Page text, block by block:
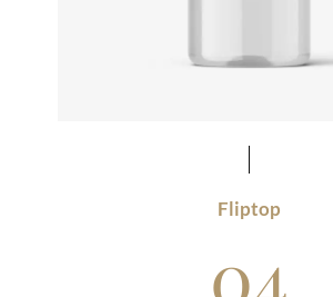
Fliptop
04